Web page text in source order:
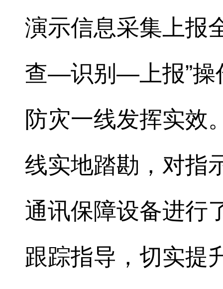
演示信息采集上报
查—识别—上报”操
防灾一线发挥实效
线实地踏勘，对指
通讯保障设备进行
跟踪指导，切实提